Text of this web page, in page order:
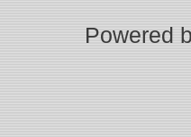
Powered